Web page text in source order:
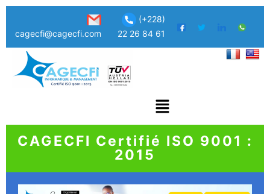
cagecfi@cagecfi.com
(+228)
22 26 84 61
CAGECFI Certifié ISO 9001 :
2015